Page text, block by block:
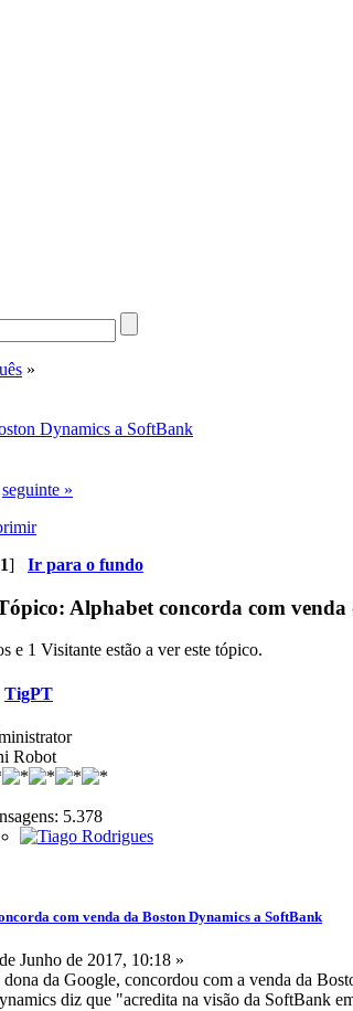
»
Dynamics a SoftBank
seguinte »
1] Ir para o fundo
Alphabet concorda com
e 1 Visitante estão a ver este tópico.
TigPT
Robot
5.378
com venda da Boston Dynamics a SoftBank
Junho de 2017, 10:18 »
da Google, concordou com a venda da
diz que "acredita na visão da SoftBank